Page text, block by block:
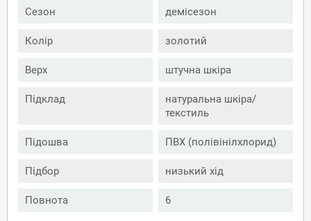
Сезон демісезон
Колір золотий
Верх штучна шкіра
Підклад
натуральна шкіра/
текстиль
Підошва ПВХ (полівінілхлорид)
Підбор низький хід
Повнота 6